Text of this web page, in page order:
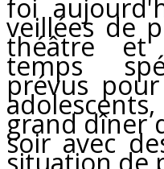
foi
veillées de
théâtre et
temps
prévus
grand dîner
soir avec
situation de